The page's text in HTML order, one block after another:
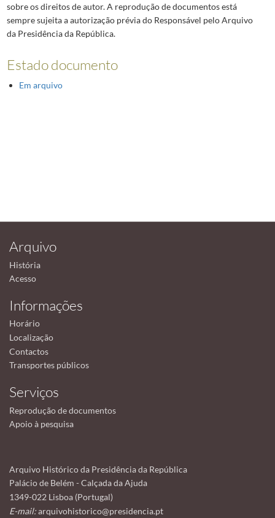
sobre os direitos de autor. A reprodução de documentos está
sempre sujeita a autorização prévia do Responsável pelo Arquivo
da Presidência da República.
Estado documento
Em arquivo
Arquivo
História
Acesso
Informações
Horário
Localização
Contactos
Transportes públicos
Serviços
Reprodução de documentos
Apoio à pesquisa
Arquivo Histórico da Presidência da República
Palácio de Belém - Calçada da Ajuda
1349-022 Lisboa (Portugal)
E-mail:arquivohistorico@presidencia.pt